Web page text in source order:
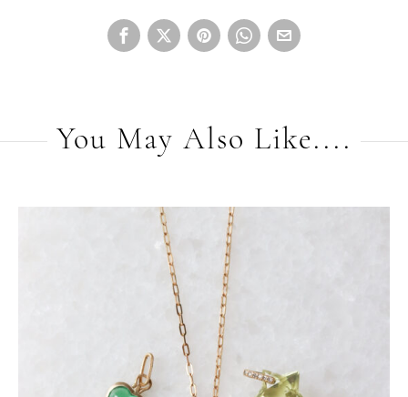
You May Also Like....